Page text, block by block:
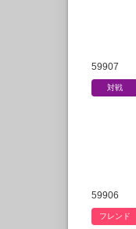
59907
対戦
59906
フレンド